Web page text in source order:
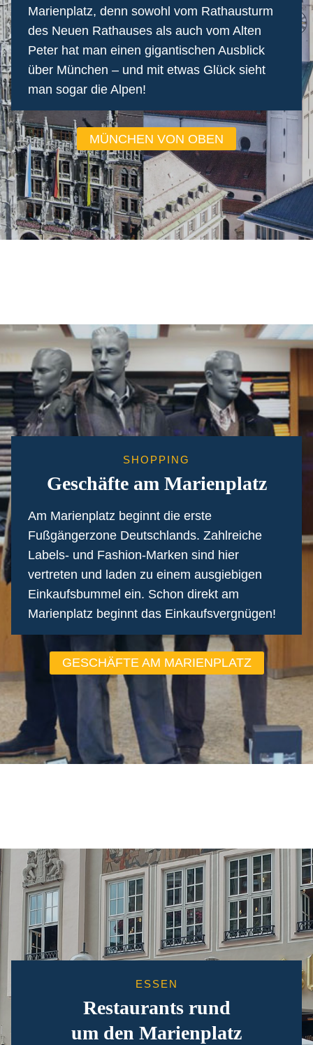
Marienplatz, denn sowohl vom Rathausturm
des Neuen Rathauses als auch vom Alten
Peter hat man einen gigantischen Ausblick
über München – und mit etwas Glück sieht
man sogar die Alpen!
MÜNCHEN VON OBEN
SHOPPING
Geschäfte am Marienplatz
Am Marienplatz beginnt die erste
Fußgängerzone Deutschlands. Zahlreiche
Labels- und Fashion-Marken sind hier
vertreten und laden zu einem ausgiebigen
Einkaufsbummel ein. Schon direkt am
Marienplatz beginnt das Einkaufsvergnügen!
GESCHÄFTE AM MARIENPLATZ
ESSEN
Restaurants rund
um den Marienplatz